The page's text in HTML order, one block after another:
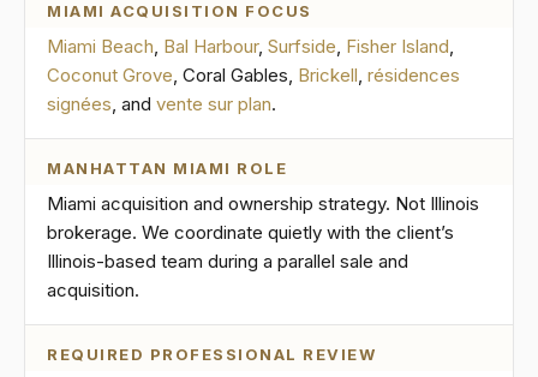
MIAMI ACQUISITION FOCUS
Miami Beach, Bal Harbour, Surfside, Fisher Island,
Coconut Grove, Coral Gables, Brickell, résidences
signées, and vente sur plan.
MANHATTAN MIAMI ROLE
Miami acquisition and ownership strategy. Not Illinois
brokerage. We coordinate quietly with the client’s
Illinois-based team during a parallel sale and
acquisition.
REQUIRED PROFESSIONAL REVIEW